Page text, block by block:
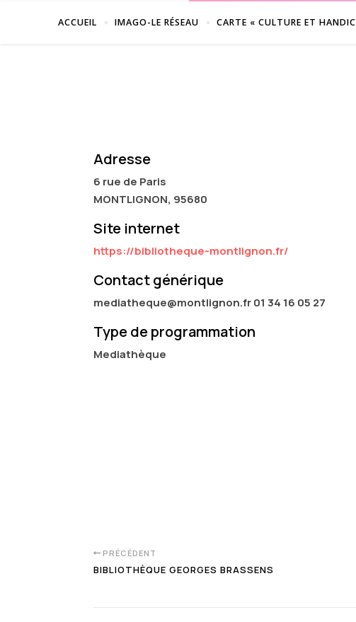
ACCUEIL IMAGO-LE RÉSEAU CARTE « CULTURE ET
Adresse
6 rue de Paris
MONTLIGNON, 95680
Site internet
https://bibliotheque-montlignon.fr/
Contact générique
mediatheque@montlignon.fr 01 34 16 05 27
Type de programmation
Mediathèque
PRÉCÉDENT
BIBLIOTHÈQUE GEORGES BRASSENS